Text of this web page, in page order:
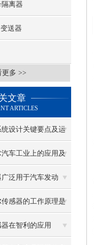
离器
送器
更多 >>
文章
ARTICLES
设计关键要点及运
车工业上的应用及
的应用
泛用于汽车发动
制系统
感器的工作原理是
在智利的应用